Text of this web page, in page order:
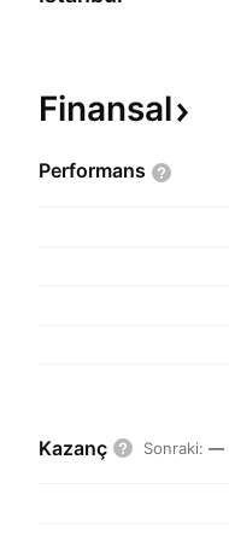
Finansal
Performans
Kazanç Sonraki: —